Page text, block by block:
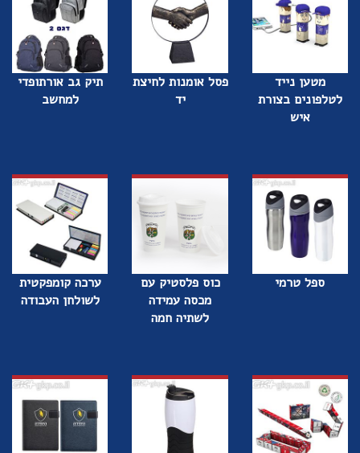
מטען נייד
לטלפונים בצורת
איש
פסל אומנות לחיצת
יד
תיק גב אורתופדי
למחשב
ספל טרמי
כוס פלסטיק עם
מכסה עמידה
לשתיה חמה
ערכה קומפקטית
לשולחן העבודה